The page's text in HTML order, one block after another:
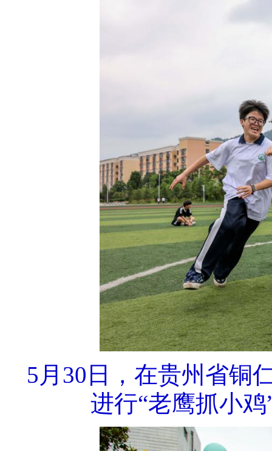
5月30日，在贵州省铜
进行“老鹰抓小